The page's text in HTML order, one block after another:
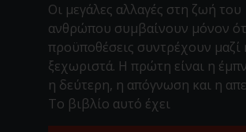
Οι μεγάλες αλλαγές στη ζωή του
ανθρώπου συμβαίνουν μόνον
προϋποθέσεις συντρέχουν μαζί
ξεχωριστά. Η πρώτη είναι η
η δεύτερη, η απόγνωση και η
Το βιβλίο αυτό έχει